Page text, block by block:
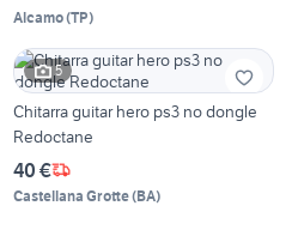
Alcamo(TP)
5
Chitarra guitar hero ps3 no dongle
Redoctane
40 €
Castellana Grotte(BA)